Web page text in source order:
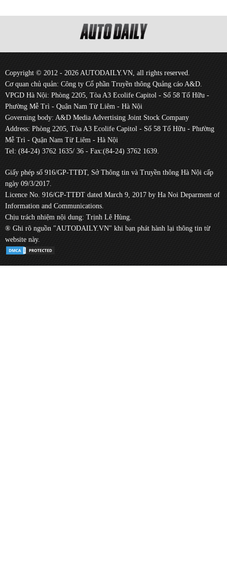
Copyright © 2012 - 2026 AUTODAILY.VN, all rights reserved.
Cơ quan chủ quản: Công ty Cổ phần Truyền thông Quảng cáo A&D.
VPGD Hà Nội: Phòng 2205, Tòa A3 Ecolife Capitol - Số 58 Tố Hữu -
Phường Mễ Trì - Quận Nam Từ Liêm - Hà Nội
Governing body: A&D Media Advertising Joint Stock Company
Address: Phòng 2205, Tòa A3 Ecolife Capitol - Số 58 Tố Hữu - Phường
Mễ Trì - Quận Nam Từ Liêm - Hà Nội
Tel: (84-24) 3762 1635/ 36 - Fax:(84-24) 3762 1639.
Giấy phép số 916/GP-TTĐT, Sở Thông tin và Truyền thông Hà Nội cấp
ngày 09/3/2017.
Licence No. 916/GP-TTĐT dated March 9, 2017 by Ha Noi Deparment of
Information and Communications.
Chịu trách nhiệm nội dung: Trịnh Lê Hùng.
® Ghi rõ nguồn "AUTODAILY.VN" khi bạn phát hành lại thông tin từ
website này.